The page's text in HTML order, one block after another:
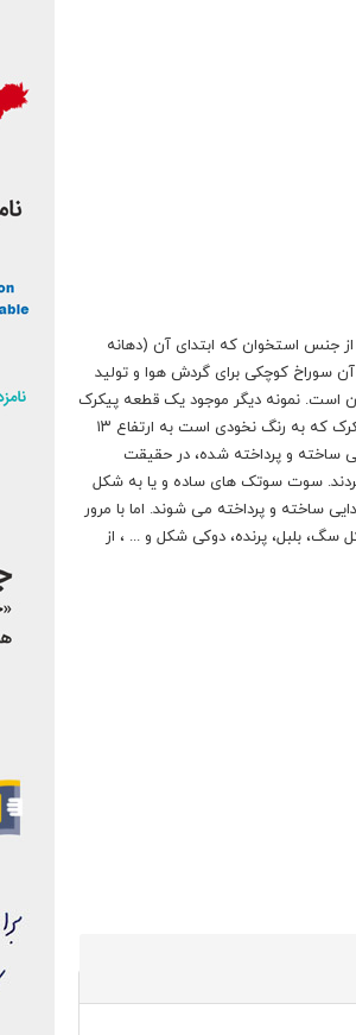
جنس استخوان که ابتدای آن (دهانه
سوراخ کوچکی برای گردش هوا و تولید
است. نمونه دیگر موجود یک قطعه پیکرک
جانور سان است که احتمالا اسب باشد در محوطه تاریخی بقعه صفی الدین اسحاق اردبیلی به دست آمده. این پیکرک که به رنگ نخودی است به ارتفاع ۱۳
ساخته و پرداخته شده، در حقیقت
سوت سوتک های ساده و یا به شکل
ساخته و پرداخته می شوند. اما با مرور
بلبل، پرنده، دوکی شکل و ... ، از